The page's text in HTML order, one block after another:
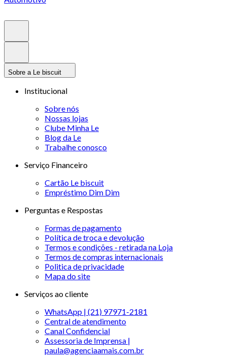
Sobre a Le biscuit
Institucional
Sobre nós
Nossas lojas
Clube Minha Le
Blog da Le
Trabalhe conosco
Serviço Financeiro
Cartão Le biscuit
Empréstimo Dim Dim
Perguntas e Respostas
Formas de pagamento
Política de troca e devolução
Termos e condições - retirada na Loja
Termos de compras internacionais
Politica de privacidade
Mapa do site
Serviços ao cliente
WhatsApp | (21) 97971-2181
Central de atendimento
Canal Confidencial
Assessoria de Imprensa |
paula@agenciaamais.com.br